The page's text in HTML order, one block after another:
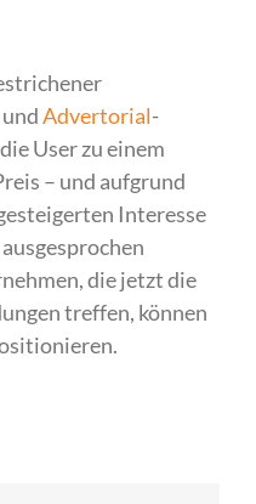
Advertorial-
User zu einem
– und aufgrund
Interesse
die jetzt die
treffen, können